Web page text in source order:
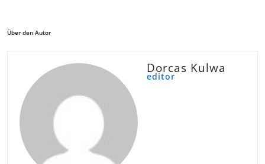
Über den Autor
Dorcas Kulwa
editor